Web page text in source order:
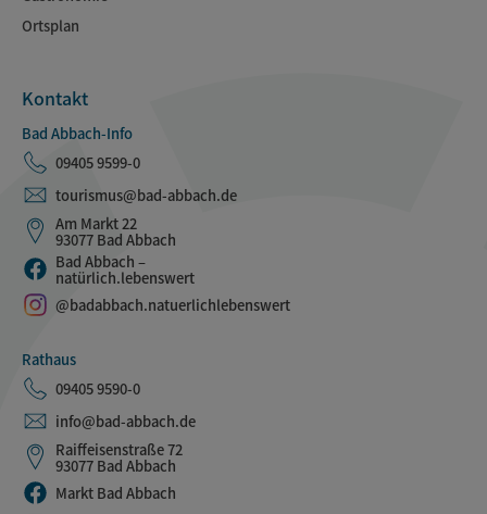
Ortsplan
Kontakt
Bad Abbach-Info
09405 9599-0
tourismus@bad-abbach.de
Am Markt 22
93077 Bad Abbach
Bad Abbach –
natürlich.lebenswert
@badabbach.natuerlichlebenswert
Rathaus
09405 9590-0
info@bad-abbach.de
Raiffeisenstraße 72
93077 Bad Abbach
Markt Bad Abbach